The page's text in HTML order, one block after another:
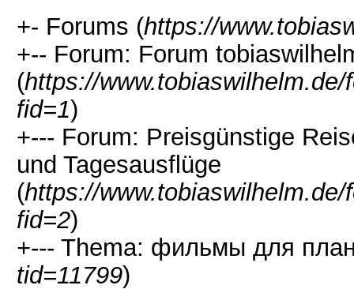
+- Forums (https://
+-- Forum: Forum
(https://
fid=1)
+--- Forum: Preisgünstige
und Tagesausflüge
(https://
fid=2)
+--- Thema: фильмы для
tid=11799)